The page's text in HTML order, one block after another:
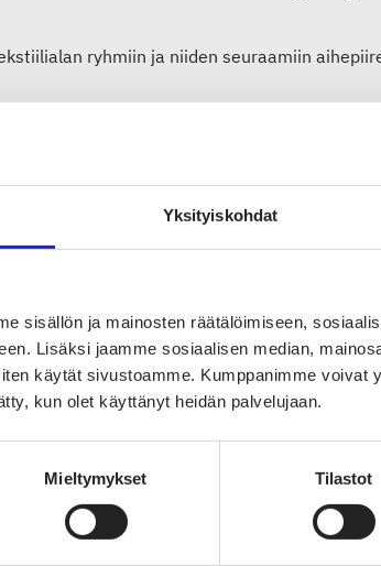
Yksityiskohdat
sisällön ja mainosten räätälöimiseen,
Lisäksi jaamme sosiaalisen median,
käytät sivustoamme. Kumppanimme voivat
kun olet käyttänyt heidän palvelujaan.
Mieltymykset Tilastot
ryhmiin ja niiden seuraamiin
SFS:n myöntämistä alennuksista pienille
osallistu-ja-vaikuta/miten-voin-osallistua-